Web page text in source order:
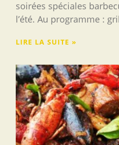
soirées spéciales
l’été. Au programme :
LIRE LA SUITE »